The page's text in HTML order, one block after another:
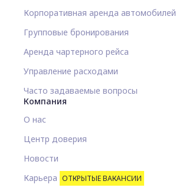
Корпоративная аренда автомобилей
Групповые бронирования
Аренда чартерного рейса
Управление расходами
Часто задаваемые вопросы
Компания
О нас
Центр доверия
Новости
Карьера ОТКРЫТЫЕ ВАКАНСИИ